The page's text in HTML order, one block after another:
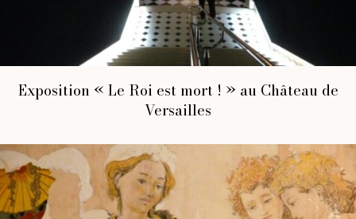
Exposition « Le Roi est mort ! » au Château de
Versailles